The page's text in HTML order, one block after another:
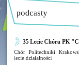
podcasty
35 Lecie Chóru PK
Chór Politechniki
lecie działalności